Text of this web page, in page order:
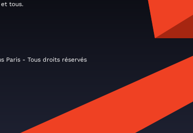
tous.
Paris - Tous droits réservés